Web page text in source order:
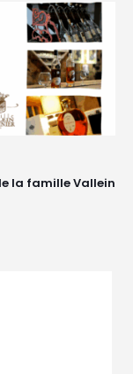
la famille Vallein